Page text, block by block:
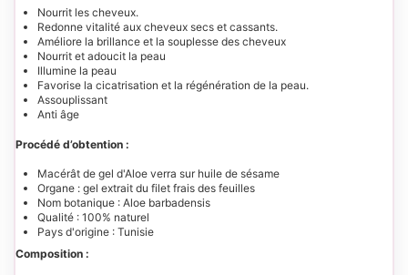
Nourrit les cheveux.
Redonne vitalité aux cheveux secs et cassants.
Améliore la brillance et la souplesse des cheveux
Nourrit et adoucit la peau
Illumine la peau
Favorise la cicatrisation et la régénération de la peau.
Assouplissant
Anti âge
Procédé d’obtention :
Macérât de gel d'Aloe verra sur huile de sésame
Organe : gel extrait du filet frais des feuilles
Nom botanique : Aloe barbadensis
Qualité : 100% naturel
Pays d'origine : Tunisie
Composition :